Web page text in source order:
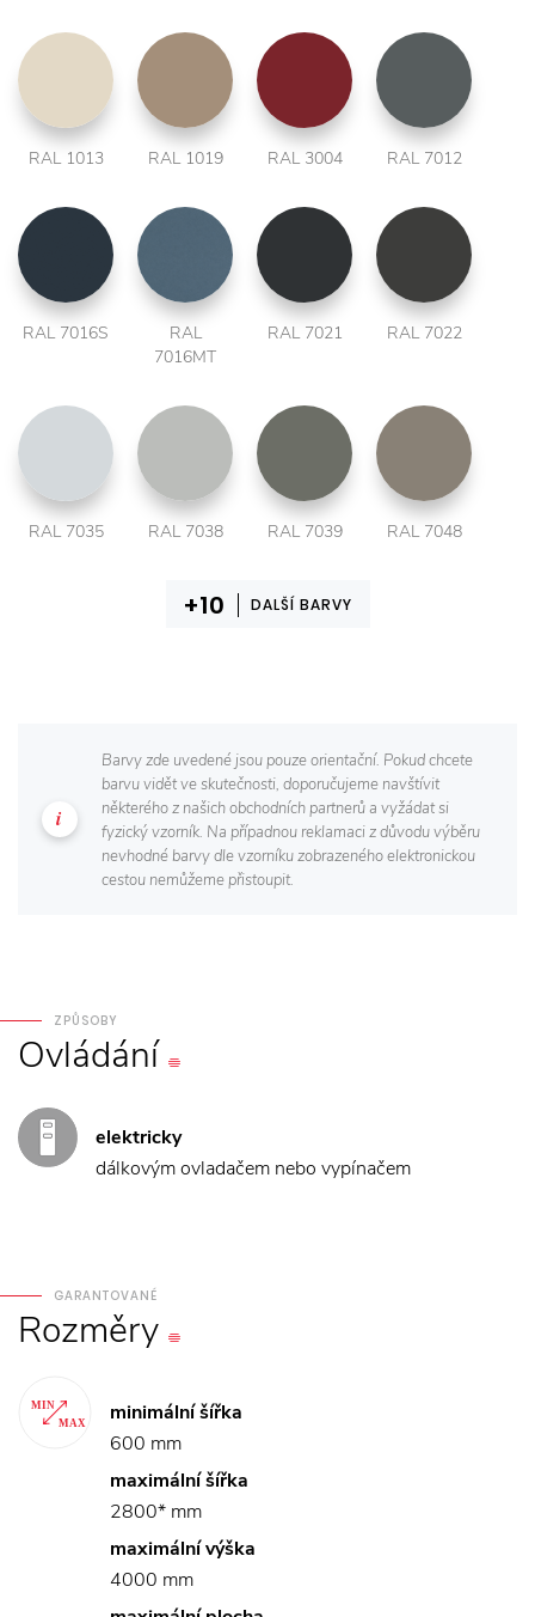
RAL 1013 RAL 1019 RAL 3004 RAL 7012
RAL 7016S
RAL
7016MT
RAL 7021 RAL 7022
RAL 7035 RAL 7038 RAL 7039 RAL 7048
DALŠÍ BARVY
Barvy zde uvedené jsou pouze orientační. Pokud chcete
barvu vidět ve skutečnosti, doporučujeme navštívit
některého z našich obchodních partnerů a vyžádat si
fyzický vzorník. Na případnou reklamaci z důvodu výběru
nevhodné barvy dle vzorníku zobrazeného elektronickou
cestou nemůžeme přistoupit.
ZPŮSOBY
Ovládání
elektricky
dálkovým ovladačem nebo vypínačem
GARANTOVANÉ
Rozměry
minimální šířka
600 mm
maximální šířka
2800* mm
maximální výška
4000 mm